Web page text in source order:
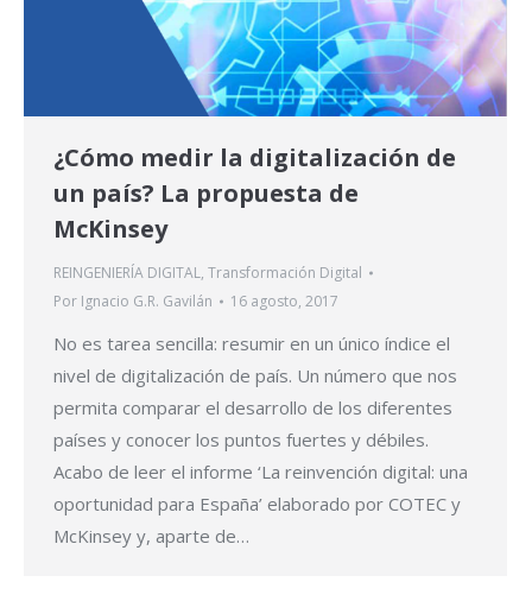
¿Cómo medir la digitalización de
un país? La propuesta de
McKinsey
REINGENIERÍA DIGITAL, Transformación Digital
Por Ignacio G.R. Gavilán 16 agosto, 2017
No es tarea sencilla: resumir en un único índice el
nivel de digitalización de país. Un número que nos
permita comparar el desarrollo de los diferentes
países y conocer los puntos fuertes y débiles.
Acabo de leer el informe ‘La reinvención digital: una
oportunidad para España’ elaborado por COTEC y
McKinsey y, aparte de…